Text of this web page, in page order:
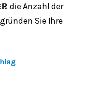
ℝ die Anzahl der
Sie Ihre